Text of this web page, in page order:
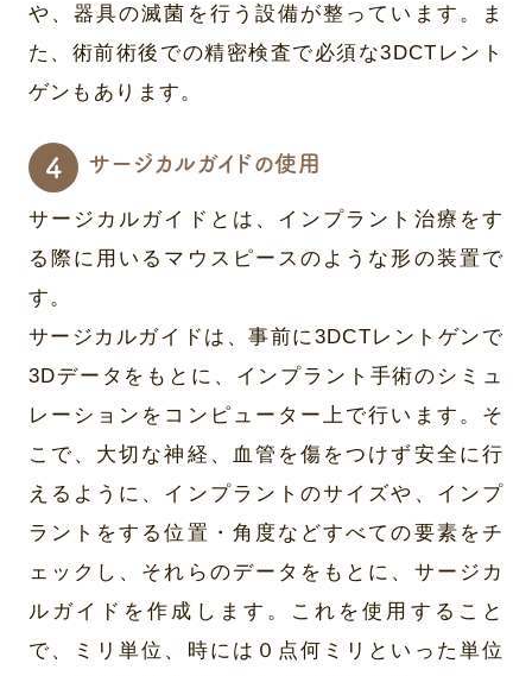
や、器具の滅菌を行う設備が整っています。ま
た、術前術後での精密検査で必須な3DCTレント
ゲンもあります。
サージカルガイドの使用
サージカルガイドとは、インプラント治療をす
る際に用いるマウスピースのような形の装置で
す。
サージカルガイドは、事前に3DCTレントゲンで
3Dデータをもとに、インプラント手術のシミュ
レーションをコンピューター上で行います。そ
こで、大切な神経、血管を傷をつけず安全に行
えるように、インプラントのサイズや、インプ
ラントをする位置・角度などすべての要素をチ
ェックし、それらのデータをもとに、サージカ
ルガイドを作成します。これを使用すること
で、ミリ単位、時には０点何ミリといった単位